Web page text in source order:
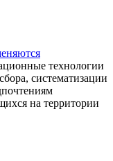
технологии
систематизации
на территории